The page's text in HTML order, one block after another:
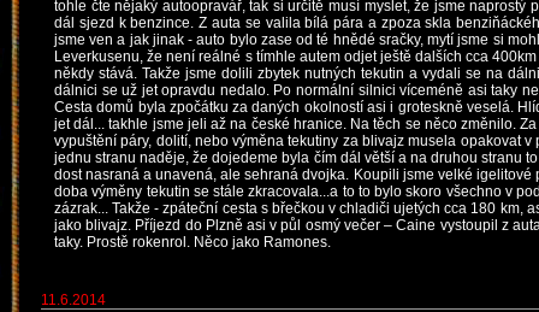
tohle čte nějaký autoopravář, tak si určitě musí myslet, že jsme
dál sjezd k benzince. Z auta se valila bílá pára a zpoza skla
jsme ven a jak jinak - auto bylo zase od té hnědé sračky, mytí jsme si
Leverkusenu, že není reálné s tímhle autem odjet ještě dalších cca
někdy stává. Takže jsme dolili zbytek nutných tekutin a vydali se na
dálnici se už jet opravdu nedalo. Po normální silnici víceméně asi taky
Cesta domů byla zpočátku za daných okolností asi i groteskně veselá.
jet dál... takhle jsme jeli až na české hranice. Na těch se něco změnilo.
vypuštění páry, dolití, nebo výměna tekutiny za blivajz musela opakovat
jednu stranu naděje, že dojedeme byla čím dál větší a na druhou stranu
dost nasraná a unavená, ale sehraná dvojka. Koupili jsme velké
doba výměny tekutin se stále zkracovala...a to to bylo skoro všechno v
zázrak... Takže - zpáteční cesta s břečkou v chladiči ujetých cca 180
jako blivajz. Příjezd do Plzně asi v půl osmý večer – Caine vystoupil z
taky. Prostě rokenrol. Něco jako Ramones.
11.6.2014